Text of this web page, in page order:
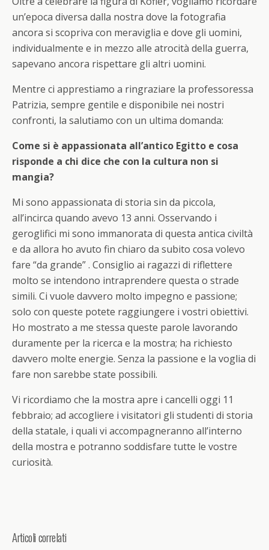
un’epoca diversa dalla nostra dove la fotografia
ancora si scopriva con meraviglia e dove gli uomini,
individualmente e in mezzo alle atrocità della guerra,
sapevano ancora rispettare gli altri uomini.
Mentre ci apprestiamo a ringraziare la professoressa
Patrizia, sempre gentile e disponibile nei nostri
confronti, la salutiamo con un ultima domanda:
Come si è appassionata all’antico Egitto e cosa
risponde a chi dice che con la cultura non si
mangia?
Mi sono appassionata di storia sin da piccola,
all’incirca quando avevo 13 anni. Osservando i
geroglifici mi sono immanorata di questa antica civiltà
e da allora ho avuto fin chiaro da subito cosa volevo
fare “da grande” . Consiglio ai ragazzi di riflettere
molto se intendono intraprendere questa o strade
simili. Ci vuole davvero molto impegno e passione;
solo con queste potete raggiungere i vostri obiettivi.
Ho mostrato a me stessa queste parole lavorando
duramente per la ricerca e la mostra; ha richiesto
davvero molte energie. Senza la passione e la voglia di
fare non sarebbe state possibili.
Vi ricordiamo che la mostra apre i cancelli oggi 11
febbraio; ad accogliere i visitatori gli studenti di storia
della statale, i quali vi accompagneranno all’interno
della mostra e potranno soddisfare tutte le vostre
curiosità.
Articoli correlati